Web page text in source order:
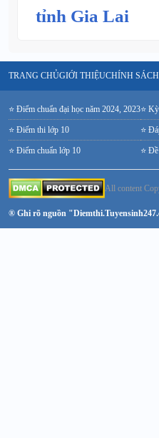
tỉnh Gia Lai
TRANG CHỦGIỚI THIỆUCHÍNH SÁCH
⭐ Điểm chuẩn đại học năm 2024, 2023
⭐ Điểm thi lớp 10
⭐ Điểm chuẩn lớp 10
⭐
⭐
⭐
All content
® Ghi rõ nguồn